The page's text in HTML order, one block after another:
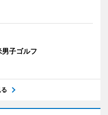
子ゴルフ